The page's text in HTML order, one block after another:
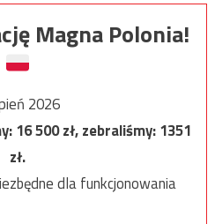
Magna Polonia!
2026
16 500zł, zebraliśmy:1351
zł.
dla funkcjonowania